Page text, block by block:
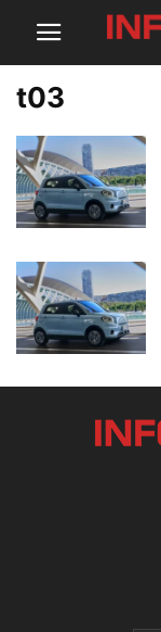
t03